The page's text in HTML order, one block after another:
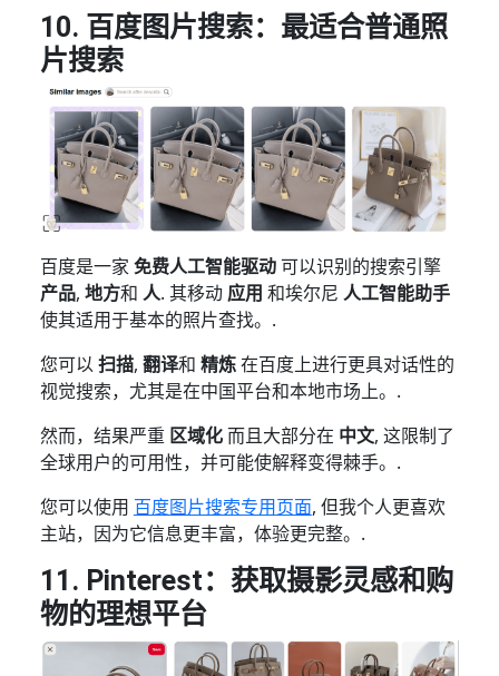
10. 百度图片搜索：最适合普通照
片搜索
百度是一家 免费人工智能驱动可以识别的搜索引擎
产品, 地方和 人. 其移动 应用 和埃尔尼 人工智能助手
使其适用于基本的照片查找。.
您可以 扫描, 翻译和 精炼在百度上进行更具对话性的
视觉搜索，尤其是在中国平台和本地市场上。.
然而，结果严重区域化而且大部分在 中文, 这限制了
全球用户的可用性，并可能使解释变得棘手。.
您可以使用 百度图片搜索专用页面, 但我个人更喜欢
主站，因为它信息更丰富，体验更完整。.
11. Pinterest：获取摄影灵感和购
物的理想平台